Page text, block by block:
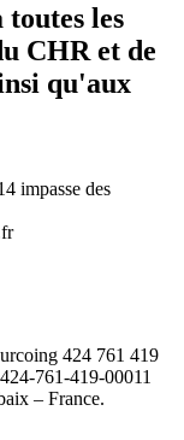
les
CHR et de
qu'aux
impasse des
424 761 419
761-419-00011
– France.